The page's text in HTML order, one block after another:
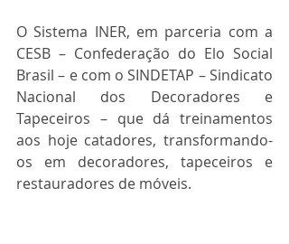
O Sistema INER, em parceria com a
CESB – Confederação do Elo Social
Brasil – e com o SINDETAP – Sindicato
Nacional dos Decoradores e
Tapeceiros – que dá treinamentos
aos hoje catadores, transformando-
os em decoradores, tapeceiros e
restauradores de móveis.